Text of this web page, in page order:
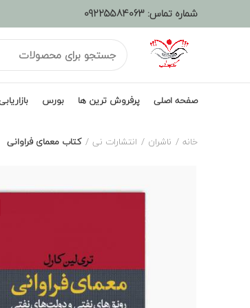
شماره تماس: 09225584063
صفحه اصلی پرفروش ترین ها بورس
خانه ناشران انتشارات نی کتاب معمای فراوانی